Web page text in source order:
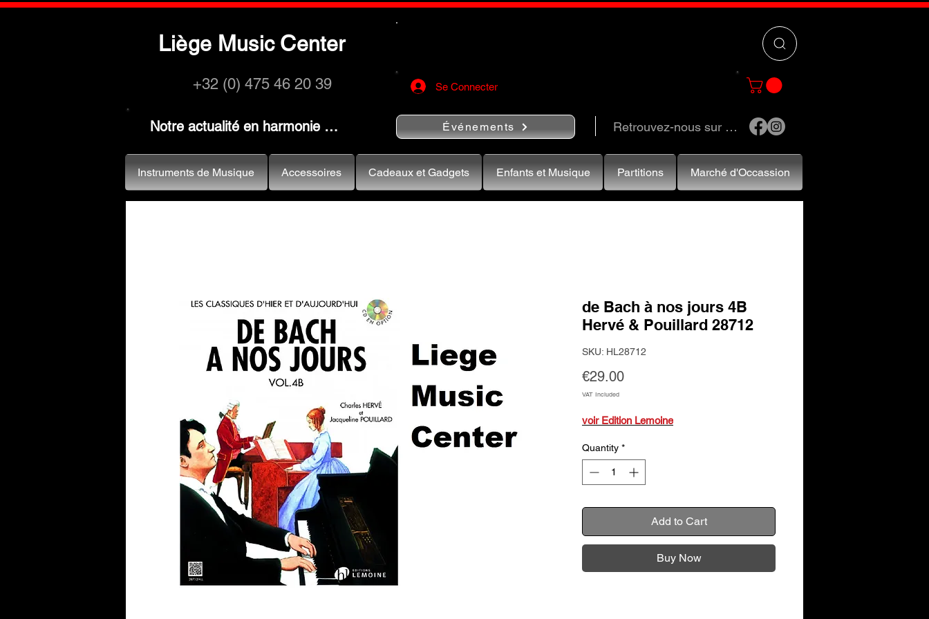
Liège Music Center
+32 (0) 475 46 20 39 Se Connecter
Notre actualité en harmonie … Événements Retrouvez-nous sur …
de Bach à nos jours 4B
Hervé & Pouillard 28712
SKU: HL28712
€29.00Price
VAT Included
voir Edition Lemoine
Quantity *
Add to Cart
Buy Now
Instruments de Musique Accessoires Cadeaux et Gadgets Enfants et Musique Partitions Marché d'Occassion